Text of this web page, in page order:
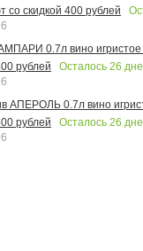
скидкой 400 рублей
0.7л вино
рублей
Осталось 26
АПЕРОЛЬ 0.7л вино
рублей
Осталось 26